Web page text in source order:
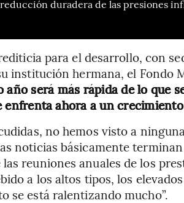
duradera de las presiones
para el desarrollo, con
institución hermana, el Fondo
será más rápida de lo que
ahora a un
no hemos visto a
noticias básicamente terminan
reuniones anuales de los
a los altos tipos, los
se está ralentizando mucho”.